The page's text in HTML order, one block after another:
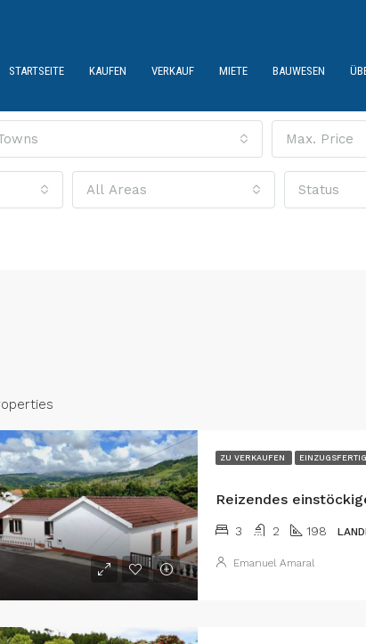
STARTSEITE KAUFEN VERKAUF MIETE BAUWESEN
Max. Price
All Areas Status
ZU VERKAUFEN EINZUGSFERTIG
3 2 198
Emanuel Amaral